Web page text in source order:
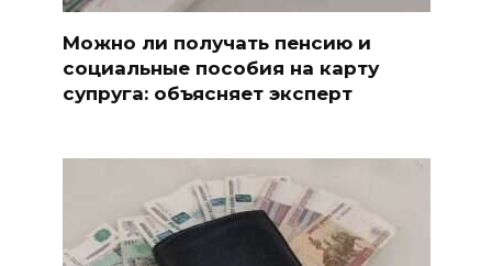
Можно ли получать пенсию и
социальные пособия на карту
супруга: объясняет эксперт